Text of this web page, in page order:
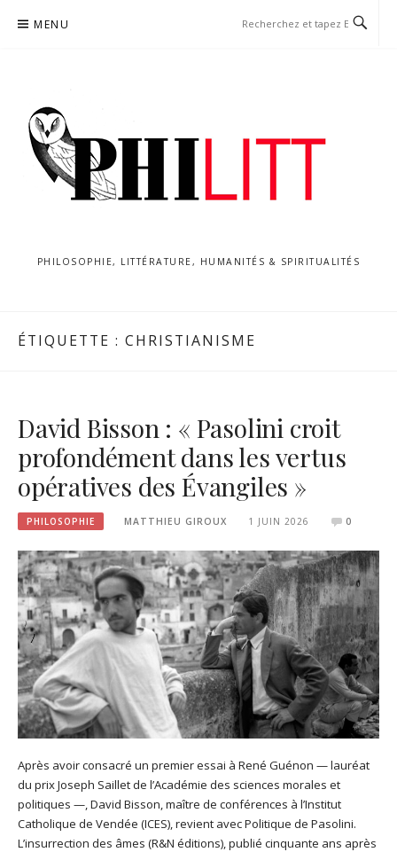
MENU
PHILOSOPHIE, LITTÉRATURE, HUMANITÉS & SPIRITUALITÉS
ÉTIQUETTE : CHRISTIANISME
David Bisson : « Pasolini croit
profondément dans les vertus
opératives des Évangiles »
PHILOSOPHIE MATTHIEU GIROUX 1 JUIN 2026 0
Après avoir consacré un premier essai à René Guénon — lauréat
du prix Joseph Saillet de l’Académie des sciences morales et
politiques —, David Bisson, maître de conférences à l’Institut
Catholique de Vendée (ICES), revient avec Politique de Pasolini.
L’insurrection des âmes (R&N éditions), publié cinquante ans après